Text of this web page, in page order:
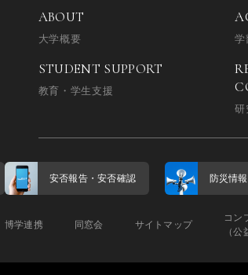
ABOUT
大学概要 学
STUDENT SUPPORT
教育・学生支援
研
安否報告・安否確認 防災情報
博学連携 同窓会 サイトマップ
コン
（